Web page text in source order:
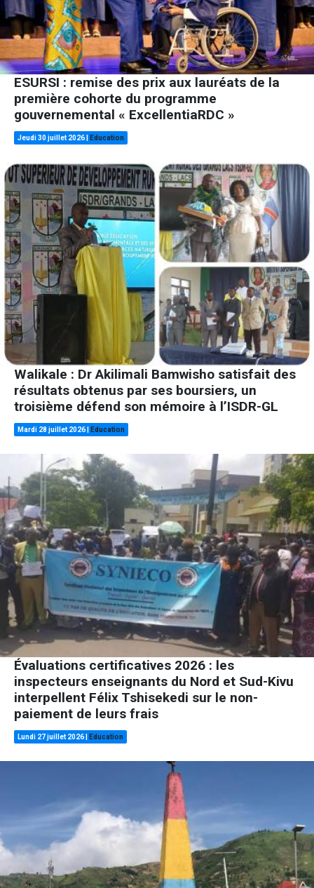
ESURSI : remise des prix aux lauréats de la
première cohorte du programme
gouvernemental « ExcellentiaRDC »
Jeudi 30 juillet 2026 Education
Walikale : Dr Akilimali Bamwisho satisfait des
résultats obtenus par ses boursiers, un
troisième défend son mémoire à l’ISDR-GL
Mardi 28 juillet 2026 Education
Évaluations certificatives 2026 : les
inspecteurs enseignants du Nord et Sud-Kivu
interpellent Félix Tshisekedi sur le non-
paiement de leurs frais
Lundi 27 juillet 2026 Education